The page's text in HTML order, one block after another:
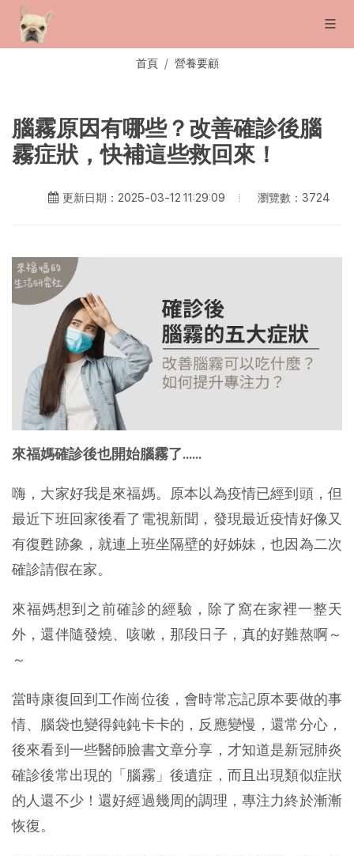
首頁 營養要顧
腦霧原因有哪些？改善確診後腦
霧症狀，快補這些救回來！
更新日期：2025-03-12 11:29:09 瀏覽數：3724
來福媽確診後也開始腦霧了......
嗨，大家好我是來福媽。原本以為疫情已經到頭，但
最近下班回家後看了電視新聞，發現最近疫情好像又
有復甦跡象，就連上班坐隔壁的好姊妹，也因為二次
確診請假在家。
來福媽想到之前確診的經驗，除了窩在家裡一整天
外，還伴隨發燒、咳嗽，那段日子，真的好難熬啊～
～
當時康復回到工作崗位後，會時常忘記原本要做的事
情、腦袋也變得鈍鈍卡卡的，反應變慢，還常分心，
後來看到一些醫師臉書文章分享，才知道是新冠肺炎
確診後常出現的「腦霧」後遺症，而且出現類似症狀
的人還不少！還好經過幾周的調理，專注力終於漸漸
恢復。